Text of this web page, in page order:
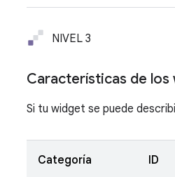
NIVEL 3
Características de los
Si tu widget se puede
Categoría ID